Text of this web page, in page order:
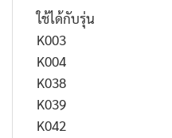
ใช้ได้กับรุ่น
K003
K004
K038
K039
K042